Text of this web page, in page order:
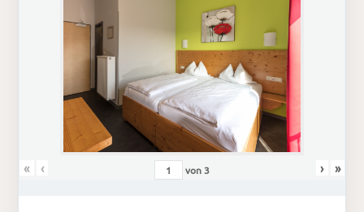
« ‹ von3 › »